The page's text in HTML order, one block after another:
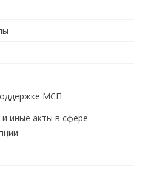
МСП
иные акты в сфере